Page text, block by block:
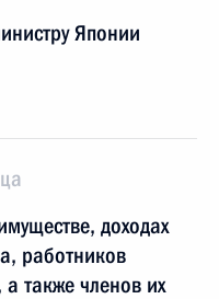
Японии
доходах
работников
также членов их